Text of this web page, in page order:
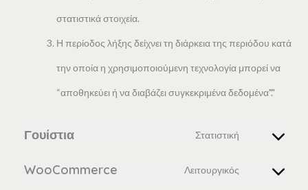
στατιστικά στοιχεία.
Η περίοδος λήξης δείχνει τη διάρκεια της περιόδου κατά
την οποία η χρησιμοποιούμενη τεχνολογία μπορεί να
“αποθηκεύει ή να διαβάζει συγκεκριμένα δεδομένα"."
Γουίστια Στατιστική
WooCommerce Λειτουργικός